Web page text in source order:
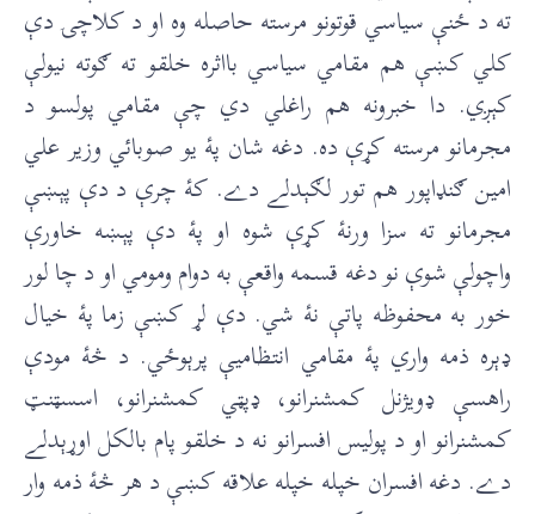
ته د ځنې سياسي قوتونو مرسته حاصله وه او د کلاچۍ دې
کلي کښې هم مقامي سياسي بااثره خلقو ته ګوته نيولې
کېږي. دا خبرونه هم راغلي دي چې مقامي پولسو د
مجرمانو مرسته کړې ده. دغه شان پۀ يو صوبائي وزير علي
امين ګنډاپور هم تور لګېدلے دے. کۀ چرې د دې پېښې
مجرمانو ته سزا ورنۀ کړې شوه او پۀ دې پېښه خاورې
واچولې شوې نو دغه قسمه واقعې به دوام ومومي او د چا لور
خور به محفوظه پاتې نۀ شي. دې لړ کښې زما پۀ خيال
ډېره ذمه واري پۀ مقامي انتظاميې پرېوځي. د څۀ مودې
راهسې ډويژنل کمشنرانو، ډپټي کمشنرانو، اسسټنټ
کمشنرانو او د پوليس افسرانو نه د خلقو پام بالکل اوړېدلے
دے. دغه افسران خپله خپله علاقه کښې د هر څۀ ذمه وار